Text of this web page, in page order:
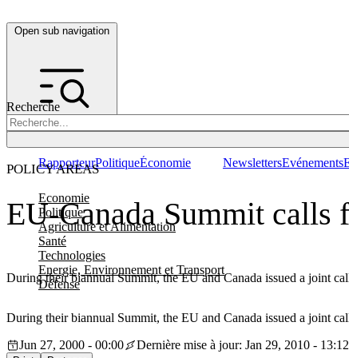
Open sub navigation
Recherche
POLICY AREAS
Economie
Politique
Agriculture et Alimentation
Santé
Technologies
Energie, Environnement et Transport
Défense
RapporteurPolitiqueÉconomie NewslettersEvénements
EU-Canada Summit calls
During their biannual Summit, the EU and Canada issued a joint
During their biannual Summit, the EU and Canada issued a joint
Jun 27, 2000 - 00:00
Dernière mise à jour: Jan 29, 2010 - 13:12